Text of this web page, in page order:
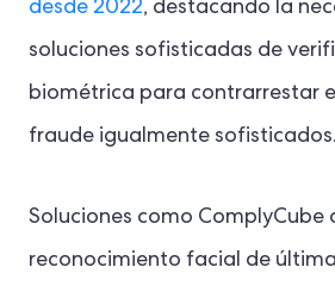
desde 2022, destacando la
soluciones sofisticadas de
biométrica para contrarrestar
fraude igualmente sofisticados.
Soluciones como ComplyCube
reconocimiento facial de